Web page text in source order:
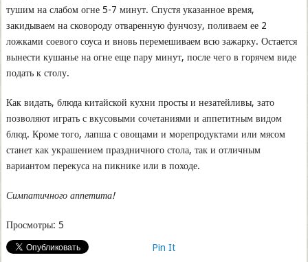
тушим на слабом огне 5-7 минут. Спустя указанное время,
закидываем на сковороду отваренную фунчозу, поливаем ее 2
ложками соевого соуса и вновь перемешиваем всю зажарку. Остается
вынести кушанье на огне еще пару минут, после чего в горячем виде
подать к столу.
Как видать, блюда китайской кухни просты и незатейливы, зато
позволяют играть с вкусовыми сочетаниями и аппетитным видом
блюд. Кроме того, лапша с овощами и морепродуктами или мясом
станет как украшением праздничного стола, так и отличным
вариантом перекуса на пикнике или в походе.
Симпатичного аппетита!
Просмотры: 5
Pin It